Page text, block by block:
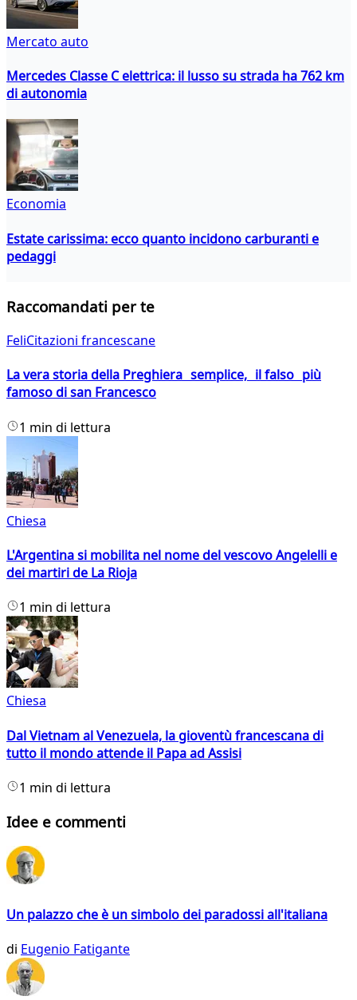
Mercato auto
Mercedes Classe C elettrica: il lusso su strada ha 762 km
di autonomia
Economia
Estate carissima: ecco quanto incidono carburanti e
pedaggi
Raccomandati per te
FeliCitazioni francescane
La vera storia della Preghiera semplice, il falso più
famoso di san Francesco
1 min di lettura
Chiesa
L'Argentina si mobilita nel nome del vescovo Angelelli e
dei martiri de La Rioja
1 min di lettura
Chiesa
Dal Vietnam al Venezuela, la gioventù francescana di
tutto il mondo attende il Papa ad Assisi
1 min di lettura
Idee e commenti
Un palazzo che è un simbolo dei paradossi all'italiana
di Eugenio Fatigante